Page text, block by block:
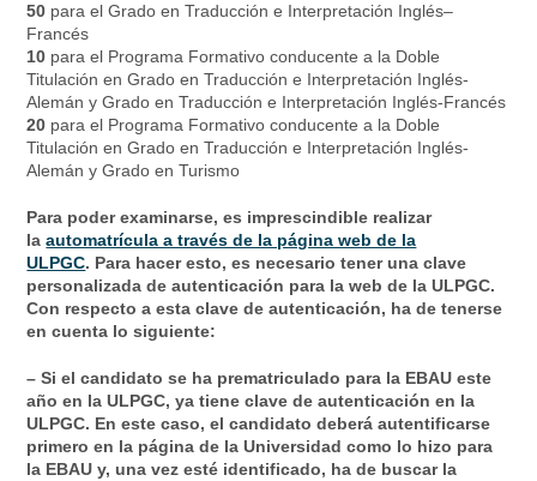
50 para el Grado en Traducción e Interpretación Inglés–
Francés
10 para el Programa Formativo conducente a la Doble
Titulación en Grado en Traducción e Interpretación Inglés-
Alemán y Grado en Traducción e Interpretación Inglés-Francés
20 para el Programa Formativo conducente a la Doble
Titulación en Grado en Traducción e Interpretación Inglés-
Alemán y Grado en Turismo
Para poder examinarse, es imprescindible realizar
laautomatrícula a través de la página web de la
ULPGC. Para hacer esto, es necesario tener una clave
personalizada de autenticación para la web de la ULPGC.
Con respecto a esta clave de autenticación, ha de tenerse
en cuenta lo siguiente:
– Si el candidato se ha prematriculado para la EBAU este
año en la ULPGC, ya tiene clave de autenticación en la
ULPGC. En este caso, el candidato deberá autentificarse
primero en la página de la Universidad como lo hizo para
la EBAU y, una vez esté identificado, ha de buscar la